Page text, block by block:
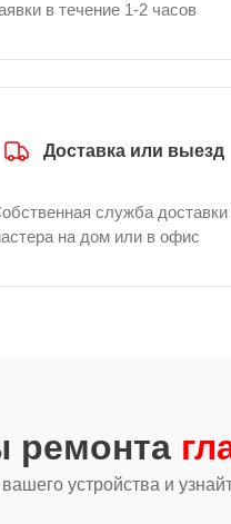
в течение 1-2 часов
Доставка или выезд
служба
на дом или в офис
ремонта
устройства и